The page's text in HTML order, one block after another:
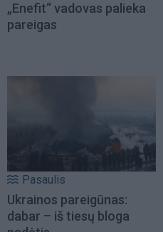
„Enefit“ vadovas palieka
pareigas
Pasaulis
Ukrainos pareigūnas:
dabar – iš tiesų bloga